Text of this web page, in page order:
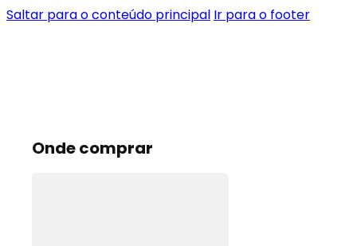
Saltar para o conteúdo principal Ir para o footer
Onde comprar